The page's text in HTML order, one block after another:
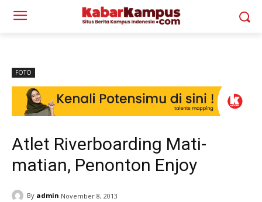
FOTO
Atlet Riverboarding Mati-
matian, Penonton Enjoy
By admin November 8, 2013